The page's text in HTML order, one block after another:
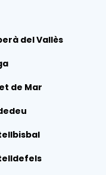
del Vallès
de Mar